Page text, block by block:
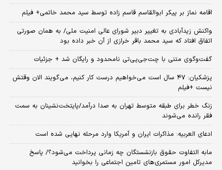
اقامه نماز بر پیکر ابوالقاسم قاسم زاده توسط سید محمد خاتمی+ فیلم
واکنش زیدآبادی به تغییر دبیر شورای عالی امنیت ملی/ به همان صورتی
اتفاق افتاد که سید محمد باقر خرازی از آن خبر داده بود
گفت‌وگوی متنی با چت‌جی‌پی‌تی نامحدود و رایگان شد + جزئیات
پزشکیان: ۴۷ سال است می‌خواهیم درست کار کنیم، می‌گویند الان وقتش
نیست +فیلم
زنگ خطر برای طبقه متوسط تهران به صدا درآمد/پایتخت‌نشینان به سمت
فقر رانده می‌شوند
ادعای العربیه: مذاکرات ایران و آمریکا وارد مرحله نهایی شده است
مابه التفاوت حقوق بازنشستگان چه زمانی پرداخت می‌شود؟/ پاسخ
مدیرکل امور مستمری‌های تامین اجتماعی را بخوانید